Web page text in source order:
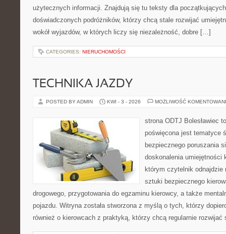
użytecznych informacji. Znajdują się tu teksty dla
doświadczonych podróżników, którzy chcą stale rozwijać
wokół wyjazdów, w których liczy się niezależność, dobre […]
CATEGORIES: NIERUCHOMOŚCI
TECHNIKA JAZDY
POSTED BY ADMIN KWI - 3 - 2026 MOŻLIWOŚĆ
strona ODTJ Bolesławiec
poświęcona jest tematyce
bezpiecznego poruszania
doskonalenia umiejętności
którym czytelnik odnajdzie
sztuki bezpiecznego
drogowego, przygotowania do egzaminu kierowcy, a także
pojazdu. Witryna została stworzona z myślą o tych, którzy
również o kierowcach z praktyką, którzy chcą regularnie